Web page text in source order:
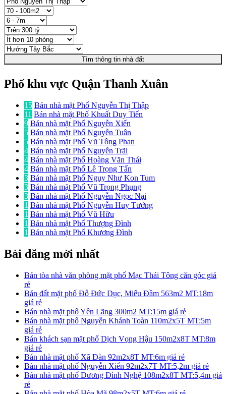
Tìm thông tin nhà đất
Phố khu vực Quận Thanh Xuân
15 Bán nhà mặt Phố Nguyễn Thị Thập
11 Bán nhà mặt Phố Khuất Duy Tiến
9 Bán nhà mặt Phố Nguyễn Xiển
5 Bán nhà mặt Phố Nguyễn Tuân
5 Bán nhà mặt Phố Vũ Tông Phan
4 Bán nhà mặt Phố Nguyễn Trãi
4 Bán nhà mặt Phố Hoàng Văn Thái
4 Bán nhà mặt Phố Lê Trọng Tấn
3 Bán nhà mặt Phố Ngụy Như Kon Tum
3 Bán nhà mặt Phố Vũ Trọng Phụng
3 Bán nhà mặt Phố Nguyễn Ngọc Nại
1 Bán nhà mặt Phố Nguyễn Huy Tưởng
1 Bán nhà mặt Phố Vũ Hữu
1 Bán nhà mặt Phố Thượng Đình
1 Bán nhà mặt Phố Khương Đình
Bài đăng mới nhất
Bán tòa nhà văn phòng mặt phố Mạc Thái Tông căn góc giá
rẻ
Bán đất mặt phố Đỗ Đức Dục, Miếu Đầm 563m2 MT:18m
giá rẻ
Bán nhà mặt phố Yên Lãng 300m2 MT:15m giá rẻ
Bán nhà mặt phố Nguyễn Khánh Toàn 110m2x5T MT:5m
giá rẻ
Bán khách sạn mặt phố Dịch Vọng Hậu 150m2x8T MT:8m
giá rẻ
Bán nhà mặt phố Xã Đàn 92m2x8T MT:6m giá rẻ
Bán nhà mặt phố Nguyễn Xiển 92m2x7T MT:5,2m giá rẻ
Bán nhà mặt phố Dương Đình Nghệ 108m2x8T MT:5,4m giá
rẻ